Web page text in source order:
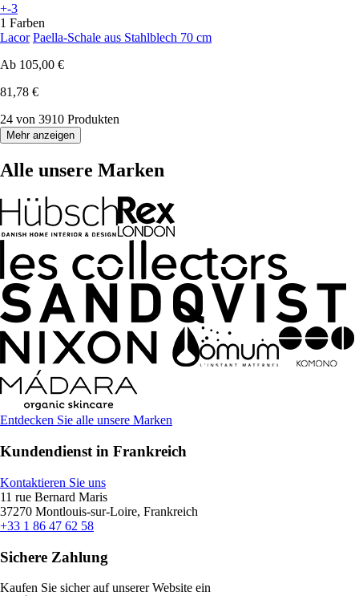
+-3
1 Farben
Lacor Paella-Schale aus Stahlblech 70 cm
Ab 105,00 €
81,78 €
24 von 3910 Produkten
Mehr anzeigen
Alle unsere Marken
Entdecken Sie alle unsere Marken
Kundendienst in Frankreich
Kontaktieren Sie uns
11 rue Bernard Maris
37270 Montlouis-sur-Loire, Frankreich
+33 1 86 47 62 58
Sichere Zahlung
Kaufen Sie sicher auf unserer Website ein